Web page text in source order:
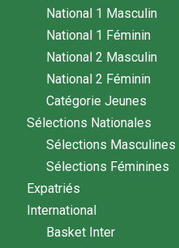
National 1 Masculin
National 1 Féminin
National 2 Masculin
National 2 Féminin
Catégorie Jeunes
Sélections Nationales
Sélections Masculines
Sélections Féminines
Expatriés
International
Basket Inter